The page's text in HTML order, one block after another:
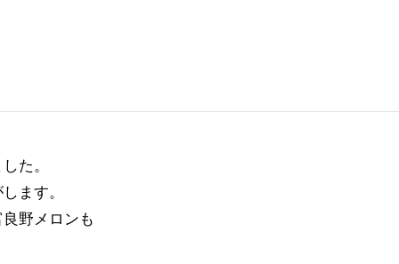
た。
ます。
野メロンも